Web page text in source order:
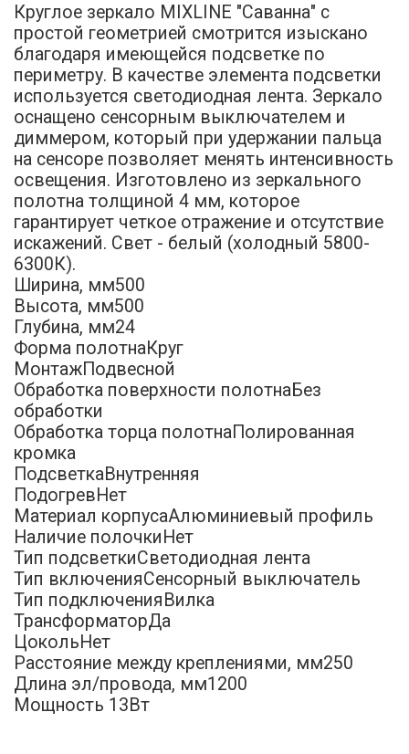
Круглое зеркало MIXLINE "Саванна" с
простой геометрией смотрится изыскано
благодаря имеющейся подсветке по
периметру. В качестве элемента подсветки
используется светодиодная лента. Зеркало
оснащено сенсорным выключателем и
диммером, который при удержании пальца
на сенсоре позволяет менять интенсивность
освещения. Изготовлено из зеркального
полотна толщиной 4 мм, которое
гарантирует четкое отражение и отсутствие
искажений. Свет - белый (холодный 5800-
6300К).
Ширина, мм500
Высота, мм500
Глубина, мм24
Форма полотнаКруг
МонтажПодвесной
Обработка поверхности полотнаБез
обработки
Обработка торца полотнаПолированная
кромка
ПодсветкаВнутренняя
ПодогревНет
Материал корпусаАлюминиевый профиль
Наличие полочкиНет
Тип подсветкиСветодиодная лента
Тип включенияСенсорный выключатель
Тип подключенияВилка
ТрансформаторДа
ЦокольНет
Расстояние между креплениями, мм250
Длина эл/провода, мм1200
Мощность 13Вт